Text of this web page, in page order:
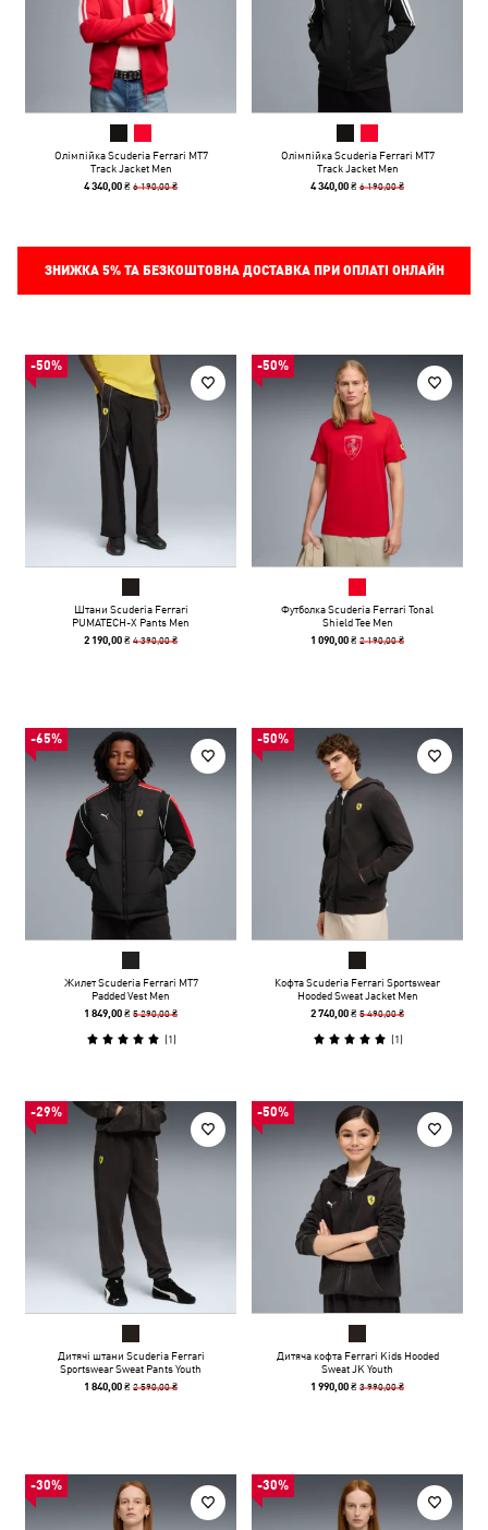
Олімпійка Scuderia Ferrari MT7
Track Jacket Men
4 340,00 ₴6 190,00 ₴
Олімпійка Scuderia Ferrari MT7
Track Jacket Men
4 340,00 ₴6 190,00 ₴
ЗНИЖКА 5%ТА БЕЗКОШТОВНА ДОСТАВКА ПРИ ОПЛАТІ ОНЛАЙН
-50%
Штани Scuderia Ferrari
PUMATECH-X Pants Men
2 190,00 ₴4 390,00 ₴
-50%
Футболка Scuderia Ferrari Tonal
Shield Tee Men
1 090,00 ₴2 190,00 ₴
-65%
Жилет Scuderia Ferrari MT7
Padded Vest Men
1 849,00 ₴5 290,00 ₴
(1)
-50%
Кофта Scuderia Ferrari Sportswear
Hooded Sweat Jacket Men
2 740,00 ₴5 490,00 ₴
(1)
-29%
Дитячі штани Scuderia Ferrari
Sportswear Sweat Pants Youth
1 840,00 ₴2 590,00 ₴
-50%
Дитяча кофта Ferrari Kids Hooded
Sweat JK Youth
1 990,00 ₴3 990,00 ₴
-30% -30%